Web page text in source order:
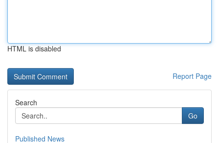
HTML is disabled
Report Page
Search
Go
Published News